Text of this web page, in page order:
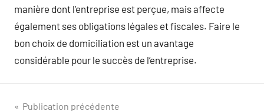
manière dont l’entreprise est perçue, mais affecte
également ses obligations légales et fiscales. Faire le
bon choix de domiciliation est un avantage
considérable pour le succès de l’entreprise.
Publication précédente